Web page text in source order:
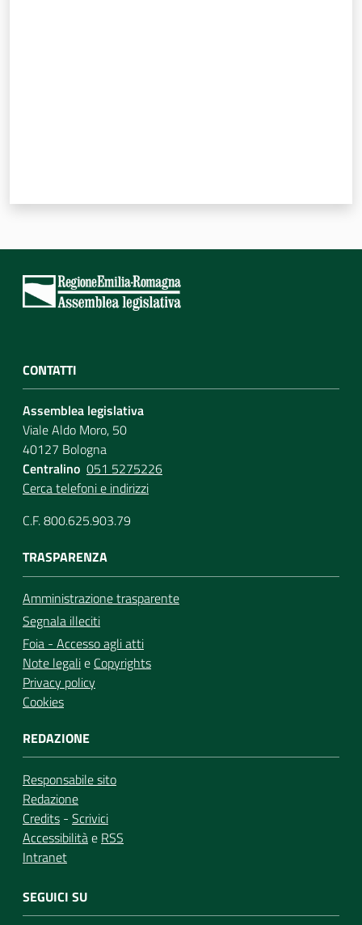
Attività
Argomenti
Per i cittadini
CONTATTI
Assemblea legislativa
Viale Aldo Moro, 50
40127 Bologna
Centralino 051 5275226
Cerca telefoni e indirizzi
C.F. 800.625.903.79
TRASPARENZA
Amministrazione trasparente
Segnala illeciti
Foia - Accesso agli atti
Note legalie Copyrights
Privacy policy
Cookies
REDAZIONE
Responsabile sito
Redazione
Credits - Scrivici
Accessibilitàe RSS
Intranet
SEGUICI SU